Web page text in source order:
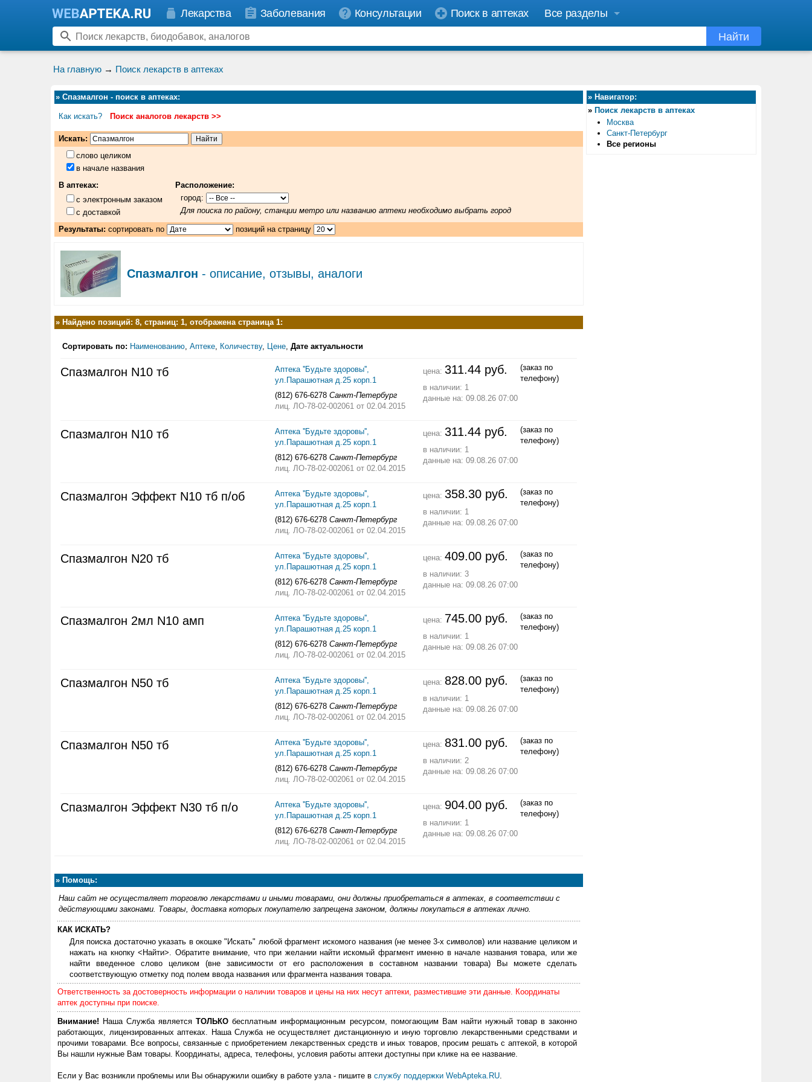
Лекарства Заболевания Консультации Поиск в аптеках
Все разделы
Найти
На главную → Поиск лекарств в аптеках
» Спазмалгон - поиск в аптеках:
Как искать? Поиск аналогов лекарств >>
Искать:
слово целиком
в начале названия
В аптеках:
с электронным заказом
с доставкой
Расположение:
город:
Для поиска по району, станции метро или названию аптеки необходимо выбрать город
Результаты: сортировать по позиций на страницу
Спазмалгон - описание, отзывы, аналоги
» Найдено позиций: 8, страниц: 1, отображена страница 1:
Сортировать по: Наименованию Аптеке Количеству, Цене Дате актуальности
Спазмалгон N10 тб
Аптека ''Будьте здоровы'',
ул.Парашютная д.25 корп.1
(812) 676-6278 Санкт-Петербург
лиц. ЛО-78-02-002061 от 02.04.2015
цена: 311.44 руб.
в наличии: 1
данные на: 09.08.26 07:00
(заказ по
телефону)
Спазмалгон N10 тб
Аптека ''Будьте здоровы'',
ул.Парашютная д.25 корп.1
(812) 676-6278 Санкт-Петербург
лиц. ЛО-78-02-002061 от 02.04.2015
цена: 311.44 руб.
в наличии: 1
данные на: 09.08.26 07:00
(заказ по
телефону)
Спазмалгон Эффект N10 тб п/об
Аптека ''Будьте здоровы'',
ул.Парашютная д.25 корп.1
(812) 676-6278 Санкт-Петербург
лиц. ЛО-78-02-002061 от 02.04.2015
цена: 358.30 руб.
в наличии: 1
данные на: 09.08.26 07:00
(заказ по
телефону)
Спазмалгон N20 тб
Аптека ''Будьте здоровы'',
ул.Парашютная д.25 корп.1
(812) 676-6278 Санкт-Петербург
лиц. ЛО-78-02-002061 от 02.04.2015
цена: 409.00 руб.
в наличии: 3
данные на: 09.08.26 07:00
(заказ по
телефону)
Спазмалгон 2мл N10 амп
Аптека ''Будьте здоровы'',
ул.Парашютная д.25 корп.1
(812) 676-6278 Санкт-Петербург
лиц. ЛО-78-02-002061 от 02.04.2015
цена: 745.00 руб.
в наличии: 1
данные на: 09.08.26 07:00
(заказ по
телефону)
Спазмалгон N50 тб
Аптека ''Будьте здоровы'',
ул.Парашютная д.25 корп.1
(812) 676-6278 Санкт-Петербург
лиц. ЛО-78-02-002061 от 02.04.2015
цена: 828.00 руб.
в наличии: 1
данные на: 09.08.26 07:00
(заказ по
телефону)
Спазмалгон N50 тб
Аптека ''Будьте здоровы'',
ул.Парашютная д.25 корп.1
(812) 676-6278 Санкт-Петербург
лиц. ЛО-78-02-002061 от 02.04.2015
цена: 831.00 руб.
в наличии: 2
данные на: 09.08.26 07:00
(заказ по
телефону)
Спазмалгон Эффект N30 тб п/о
Аптека ''Будьте здоровы'',
ул.Парашютная д.25 корп.1
(812) 676-6278 Санкт-Петербург
лиц. ЛО-78-02-002061 от 02.04.2015
цена: 904.00 руб.
в наличии: 1
данные на: 09.08.26 07:00
(заказ по
телефону)
» Помощь:
Наш сайт не осуществляет торговлю лекарствами и иными товарами, они должны приобретаться в аптеках, в соответствии с
действующими законами. Товары, доставка которых покупателю запрещена законом, должны покупаться в аптеках лично.
КАК ИСКАТЬ?
Для поиска достаточно указать в окошке "Искать" любой фрагмент искомого названия (не менее 3-х символов) или название целиком и
нажать на кнопку <Найти>. Обратите внимание, что при желании найти искомый фрагмент именно в начале названия товара, или же
найти введенное слово целиком (вне зависимости от его расположения в составном названии товара) Вы можете сделать
соответствующую отметку под полем ввода названия или фрагмента названия товара.
Ответственность за достоверность информации о наличии товаров и цены на них несут аптеки, разместившие эти данные. Координаты
аптек доступны при поиске.
Внимание! Наша Служба являетсяТОЛЬКО бесплатным информационным ресурсом, помогающим Вам найти нужный товар в законно
работающих, лицензированных аптеках. Наша Служба не осуществляет дистанционную и иную торговлю лекарственными средствами и
прочими товарами. Все вопросы, связанные с приобретением лекарственных средств и иных товаров, просим решать с аптекой, в которой
Вы нашли нужные Вам товары. Координаты, адреса, телефоны, условия работы аптеки доступны при клике на ее название.
Если у Вас возникли проблемы или Вы обнаружили ошибку в работе узла - пишите в службу поддержки WebApteka.RU
» Навигатор:
» Поиск лекарств в аптеках
Москва
Санкт-Петербург
Все регионы